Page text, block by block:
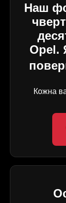
Наш
Opel.
Кожна